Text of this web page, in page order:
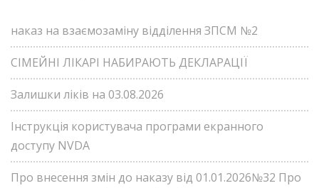
наказ на взаємозаміну відділення ЗПСМ №2
СІМЕЙНІ ЛІКАРІ НАБИРАЮТЬ ДЕКЛАРАЦІЇ
Залишки ліків на 03.08.2026
Інструкція користувача програми екранного
доступу NVDA
Про внесення змін до наказу від 01.01.2026№32 Про